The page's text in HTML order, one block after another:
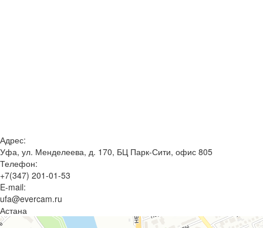
Адрес:
Уфа, ул. Менделеева, д. 170, БЦ Парк-Сити, офис 805
Телефон:
+7(347) 201-01-53
E-mail:
ufa@evercam.ru
Астана